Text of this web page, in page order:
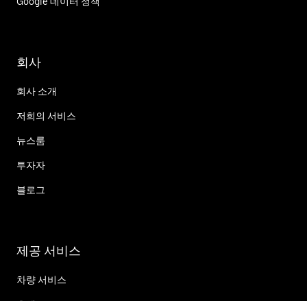
회사
회사 소개
저희의 서비스
뉴스룸
투자자
블로그
제공 서비스
차량 서비스